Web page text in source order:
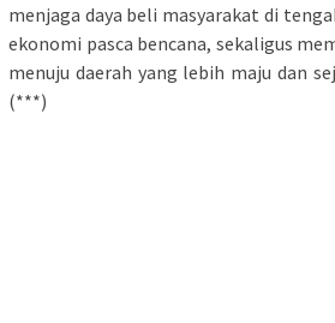
menjaga daya beli masyarakat di
ekonomi pasca bencana, sekaligus
menuju daerah yang lebih maju dan
(***)